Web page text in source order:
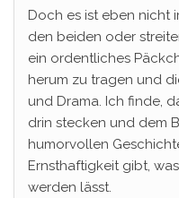
Doch es ist eben nicht
den beiden oder
ein ordentliches
herum zu tragen und
und Drama. Ich finde,
drin stecken und dem
humorvollen
Ernsthaftigkeit gibt,
werden lässt.